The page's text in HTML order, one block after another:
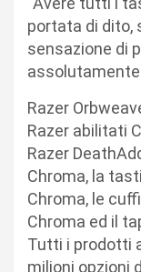
portata di dito,
sensazione di
assolutamente
Razer
Razer abilitati
Razer
Chroma, la
Chroma, le
Chroma ed il
Tutti i prodotti
milioni opzioni